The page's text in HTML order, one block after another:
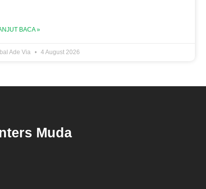
BACA »
Ade Via 4 August 2026
Muda